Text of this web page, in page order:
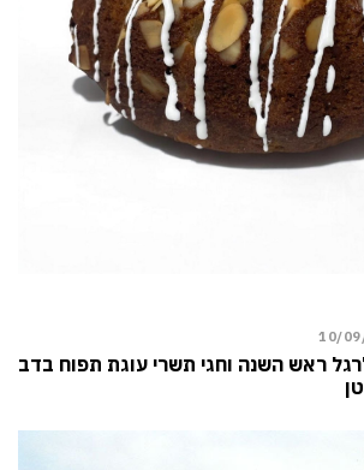
10/
ראש השנה וחגי תשרי עוגת תפוח בדבש